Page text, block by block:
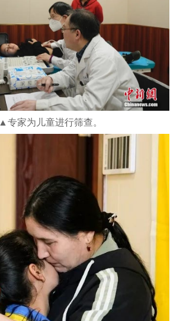
▲专家为儿童进行筛查。